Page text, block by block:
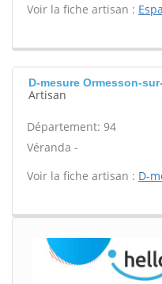
Voir la fiche artisan :
D-mesure Ormesson-
Artisan
Département: 94
Véranda -
Voir la fiche artisan : D-